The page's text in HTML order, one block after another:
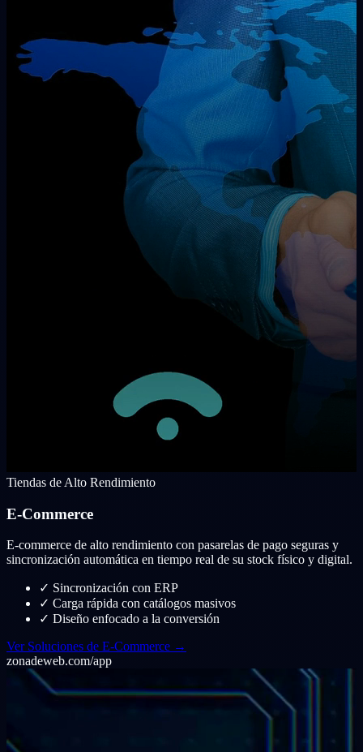
Tiendas de Alto Rendimiento
E-Commerce
E-commerce de alto rendimiento con pasarelas de pago seguras y
sincronización automática en tiempo real de su stock físico y digital.
✓ Sincronización con ERP
✓ Carga rápida con catálogos masivos
✓ Diseño enfocado a la conversión
Ver Soluciones de E-Commerce →
zonadeweb.com/app